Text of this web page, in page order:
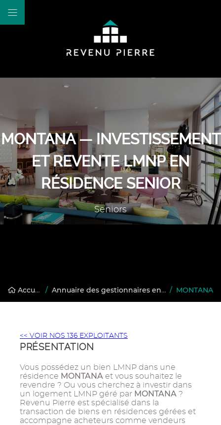
MONTANA — INVESTISSEMENT
ET REVENTE LMNP EN
RÉSIDENCE SENIOR
Seniors
Accueil / Annuaire des gestionnaires en résidences gérées / MONTANA
<< VOIR NOS 136 EXPLOITANTS
PRÉSENTATION
Vous possédez un bien LMNP dans une
résidence MONTANA et vous souhaitez le
revendre ? Ou vous cherchez à investir dans
un logement LMNP géré par MONTANA ?
Revenu Pierre est spécialisé dans la
transaction de biens en résidences gérées et
accompagne acheteurs comme vendeurs